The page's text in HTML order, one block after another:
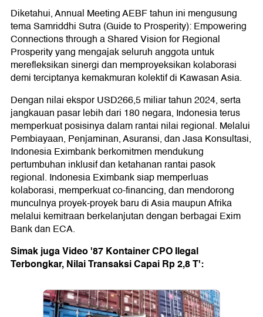
Diketahui, Annual Meeting AEBF tahun ini mengusung
tema Samriddhi Sutra (Guide to Prosperity): Empowering
Connections through a Shared Vision for Regional
Prosperity yang mengajak seluruh anggota untuk
merefleksikan sinergi dan memproyeksikan kolaborasi
demi terciptanya kemakmuran kolektif di Kawasan Asia.
Dengan nilai ekspor USD266,5 miliar tahun 2024, serta
jangkauan pasar lebih dari 180 negara, Indonesia terus
memperkuat posisinya dalam rantai nilai regional. Melalui
Pembiayaan, Penjaminan, Asuransi, dan Jasa Konsultasi,
Indonesia Eximbank berkomitmen mendukung
pertumbuhan inklusif dan ketahanan rantai pasok
regional. Indonesia Eximbank siap memperluas
kolaborasi, memperkuat co-financing, dan mendorong
munculnya proyek-proyek baru di Asia maupun Afrika
melalui kemitraan berkelanjutan dengan berbagai Exim
Bank dan ECA.
Simak juga Video '87 Kontainer CPO Ilegal
Terbongkar, Nilai Transaksi Capai Rp 2,8 T':